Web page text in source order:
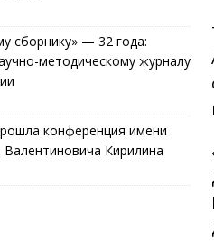
сборнику» — 32 года:
методическому журналу
конференция имени
Валентиновича Кирилина